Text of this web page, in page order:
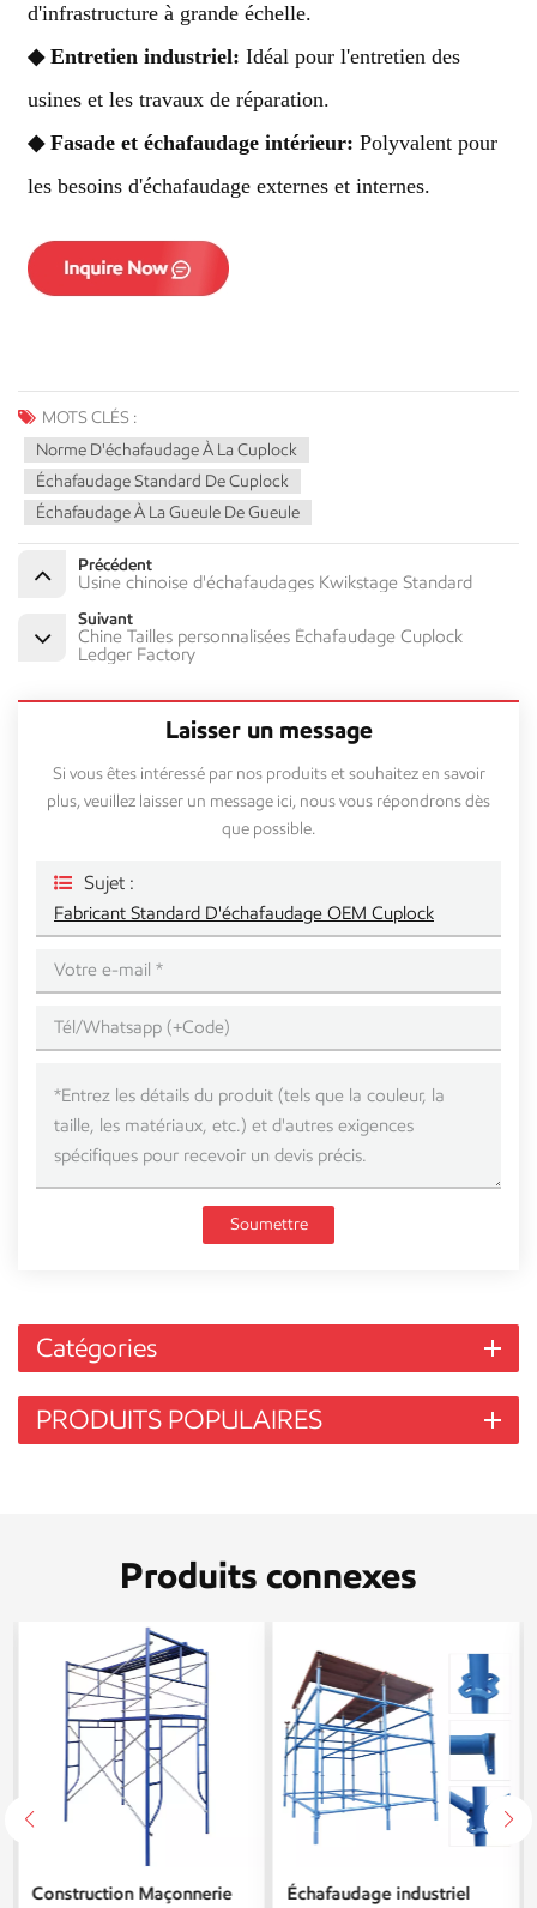
d'infrastructure à grande échelle.
◆Entretien industriel:Idéal pour l'entretien des
usines et les travaux de réparation.
◆Fasade et échafaudage intérieur:Polyvalent pour
les besoins d'échafaudage externes et internes.
MOTS CLÉS :
Norme D'échafaudage À La Cuplock
Échafaudage Standard De Cuplock
Échafaudage À La Gueule De Gueule
Précédent
Usine chinoise d'échafaudages Kwikstage Standard
Suivant
Chine Tailles personnalisées Échafaudage Cuplock
Ledger Factory
Laisser un message
Si vous êtes intéressé par nos produits et souhaitez en savoir
plus, veuillez laisser un message ici, nous vous répondrons dès
que possible.
Sujet :
Fabricant Standard D'échafaudage OEM Cuplock
Soumettre
Catégories
PRODUITS POPULAIRES
Produits connexes
Construction Maçonnerie
Échafaudage industriel